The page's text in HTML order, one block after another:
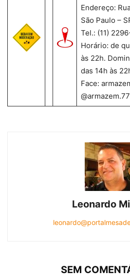
Endereço:
São Paulo –
Tel.: (11)
Horário: de
às 22h.
das 14h às
Face:
@armazem.77
Leonardo
SEM